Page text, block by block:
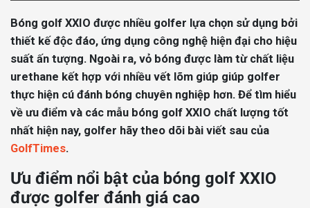
Bóng golf XXIO được nhiều golfer lựa chọn sử dụng bởi
thiết kế độc đáo, ứng dụng công nghệ hiện đại cho hiệu
suất ấn tượng. Ngoài ra, vỏ bóng được làm từ chất liệu
urethane kết hợp với nhiều vết lõm giúp giúp golfer
thực hiện cú đánh bóng chuyên nghiệp hơn. Để tìm hiểu
về ưu điểm và các mẫu bóng golf XXIO chất lượng tốt
nhất hiện nay, golfer hãy theo dõi bài viết sau của
GolfTimes.
Ưu điểm nổi bật của bóng golf XXIO
được golfer đánh giá cao